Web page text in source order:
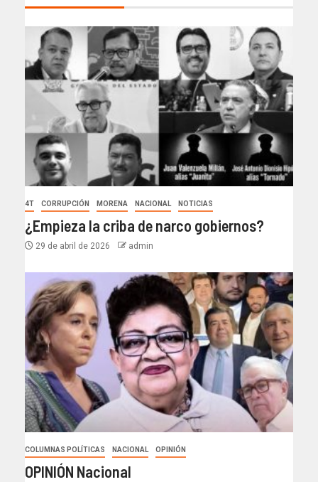
4T CORRUPCIÓN MORENA NACIONAL NOTICIAS
¿Empieza la criba de narco gobiernos?
29 de abril de 2026 admin
COLUMNAS POLÍTICAS NACIONAL OPINIÓN
OPINIÓN Nacional